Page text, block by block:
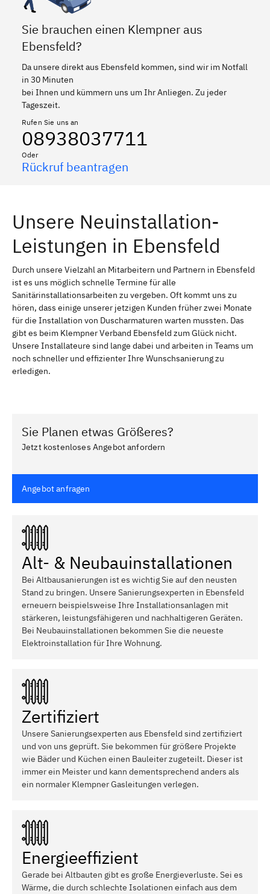
Sie brauchen einen Klempner aus
Ebensfeld?
Da unsere direkt aus Ebensfeld kommen, sind wir im Notfall
in 30 Minuten
bei Ihnen und kümmern uns um Ihr Anliegen. Zu jeder
Tageszeit.
Rufen Sie uns an
08938037711
Oder
Rückruf beantragen
Unsere Neuinstallation-
Leistungen in Ebensfeld
Durch unsere Vielzahl an Mitarbeitern und Partnern in Ebensfeld
ist es uns möglich schnelle Termine für alle
Sanitärinstallationsarbeiten zu vergeben. Oft kommt uns zu
hören, dass einige unserer jetzigen Kunden früher zwei Monate
für die Installation von Duscharmaturen warten mussten. Das
gibt es beim Klempner Verband Ebensfeld zum Glück nicht.
Unsere Installateure sind lange dabei und arbeiten in Teams um
noch schneller und effizienter Ihre Wunschsanierung zu
erledigen.
Sie Planen etwas Größeres?
Jetzt kostenloses Angebot anfordern
Angebot anfragen
Alt- & Neubauinstallationen
Bei Altbausanierungen ist es wichtig Sie auf den neusten
Stand zu bringen. Unsere Sanierungsexperten in Ebensfeld
erneuern beispielsweise Ihre Installationsanlagen mit
stärkeren, leistungsfähigeren und nachhaltigeren Geräten.
Bei Neubauinstallationen bekommen Sie die neueste
Elektroinstallation für Ihre Wohnung.
Zertifiziert
Unsere Sanierungsexperten aus Ebensfeld sind zertifiziert
und von uns geprüft. Sie bekommen für größere Projekte
wie Bäder und Küchen einen Bauleiter zugeteilt. Dieser ist
immer ein Meister und kann dementsprechend anders als
ein normaler Klempner Gasleitungen verlegen.
Energieeffizient
Gerade bei Altbauten gibt es große Energieverluste. Sei es
Wärme, die durch schlechte Isolationen einfach aus dem